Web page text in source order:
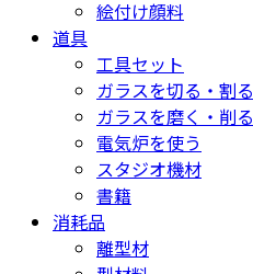
絵付け顔料
道具
工具セット
ガラスを切る・割る
ガラスを磨く・削る
電気炉を使う
スタジオ機材
書籍
消耗品
離型材